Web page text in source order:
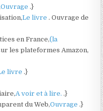
Ouvrage.}
Le livre. Ouvrage de
en France,(la
les plateformes Amazon,
livre.}
A voir et à lire..}
du Web,Ouvrage.}